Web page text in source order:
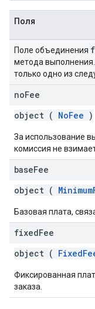
Поля
Поле объединения
метода выполнения.
только одно из
noFee
object ( NoFee )
За использование
комиссия не
baseFee
object (
Базовая плата,
fixedFee
object (
Фиксированная
заказа.